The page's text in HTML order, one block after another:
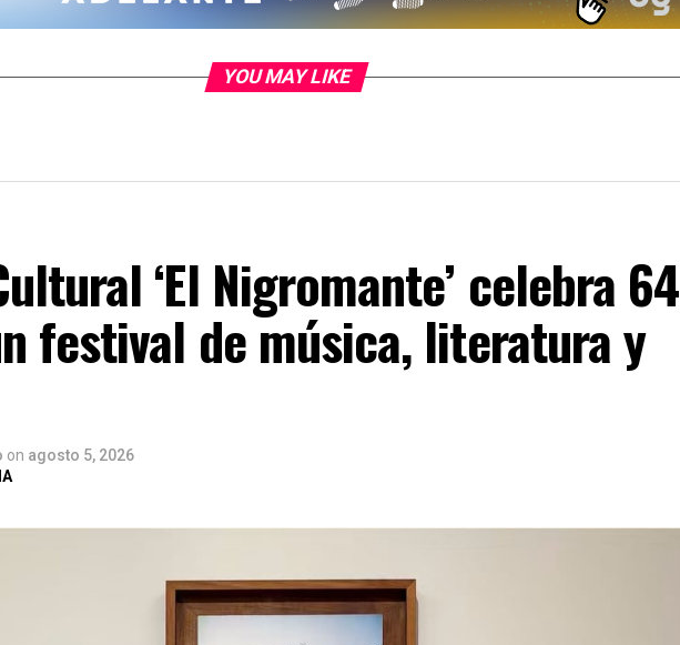
YOU MAY LIKE
‘El Nigromante’ celebra 64
festival de música, literatura y
on agosto 5, 2026